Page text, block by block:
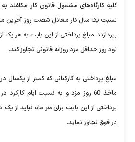
کليه کارگاه‌های مشمول قانون کار مکلفند
نسبت يک سال کار معادل شصت روز آخرين
بپردازند. مبلغ پرداختی از اين بابت به هر يک
نود روز حداقل مزد روزانه قانونی تجاوز کند.
مبلغ پرداختی به کارکنانی که کمتر از يکسال در
ماخذ 60 روز مزد و به نسبت ايام
پرداختی از اين بابت برای هر ماه نبايد از
در فوق تجاوز نمايد.